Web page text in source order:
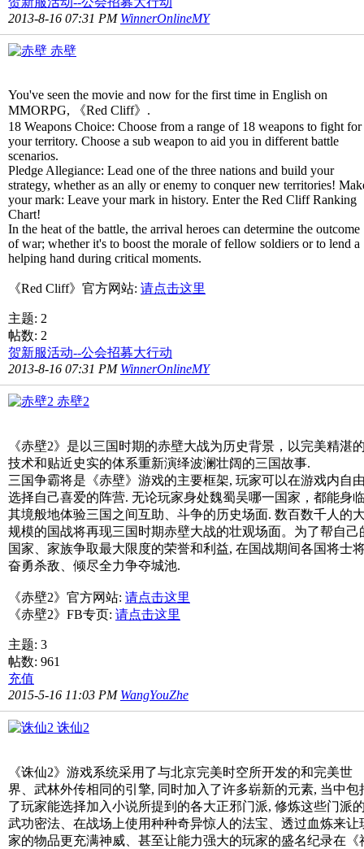
2013-8-16 07:31 PM WinnerOnlineMY
赤壁
You've seen the movie and now for the first time in English on
MMORPG, 《Red Cliff》.
18 Weapons Choice: Choose from a range of 18 weapons to fight for
your territory. Choose a sub weapon to aid you in different battle
scenarios.
Pledge Allegiance: Lead one of the three nations and build your
strategy, whether as an ally or enemy to conquer new territories!
your mark: Leave your mark in history. Enter the Red Cliff Ranking
Chart!
In the heat of the battle, the arrival heroes can determine the outcome
of war; whether it's to boost the morale of fellow soldiers or to lend a
helping hand during critical moments.
《Red Cliff》官方网站: 请点击这里
主题: 2
帖数: 2
贺新服活动--公会招募大行动
2013-8-16 07:31 PM WinnerOnlineMY
赤壁2
《赤壁2》是以三国时期的赤壁大战为历史背景，以完美精湛
技术和贴近史实的体系重新演绎波澜壮阔的三国故事.
三国争霸将是《赤壁》游戏的主要框架, 玩家可以在游戏内自
选择自己喜爱的阵营. 无论玩家身处魏蜀吴哪一国家，都能身
其境般地体验三国之间互助、斗争的历史场面. 数百数千人的
规模的国战将再现三国时期赤壁大战的壮观场面。为了帮自己
国家、家族争取最大限度的荣誉和利益, 在国战期间各国将士
奋勇杀敌、倾尽全力争夺城池.
《赤壁2》官方网站: 请点击这里
《赤壁2》FB专页: 请点击这里
主题: 3
帖数: 961
充值
2015-5-16 11:03 PM WangYouZhe
诛仙2
《诛仙2》游戏系统采用了与北京完美时空所开发的和完美世
界、武林外传相同的引擎, 同时加入了许多崭新的元素, 当中包
了玩家能选择加入小说所提到的各大正邪门派, 修炼这些门派
武功密法、在战场上使用种种奇异惊人的法宝、透过血炼来让
家的物品更充满神威、甚至让能力强大的玩家的盛名纪录在《